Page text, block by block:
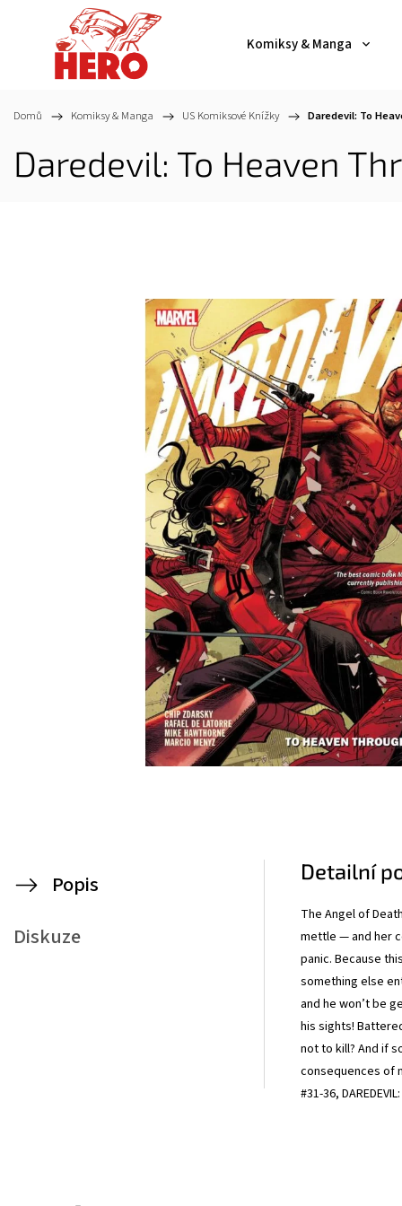
Komiksy & Manga
Domů / Komiksy & Manga / US Komiksové Knížky / Daredevil: To
Daredevil: To Heaven
Popis
Diskuze
Detailní
The Angel of
mettle — and her
panic. Because
something else
and he won’t be
his sights!
not to kill? And if
consequences of
#31-36,